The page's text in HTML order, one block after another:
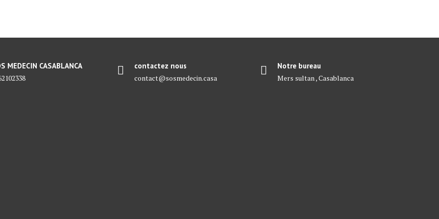
MEDECIN CASABLANCA
contactez nous
contact@sosmedecin.casa
Notre bureau
Mers sultan , Casablanca